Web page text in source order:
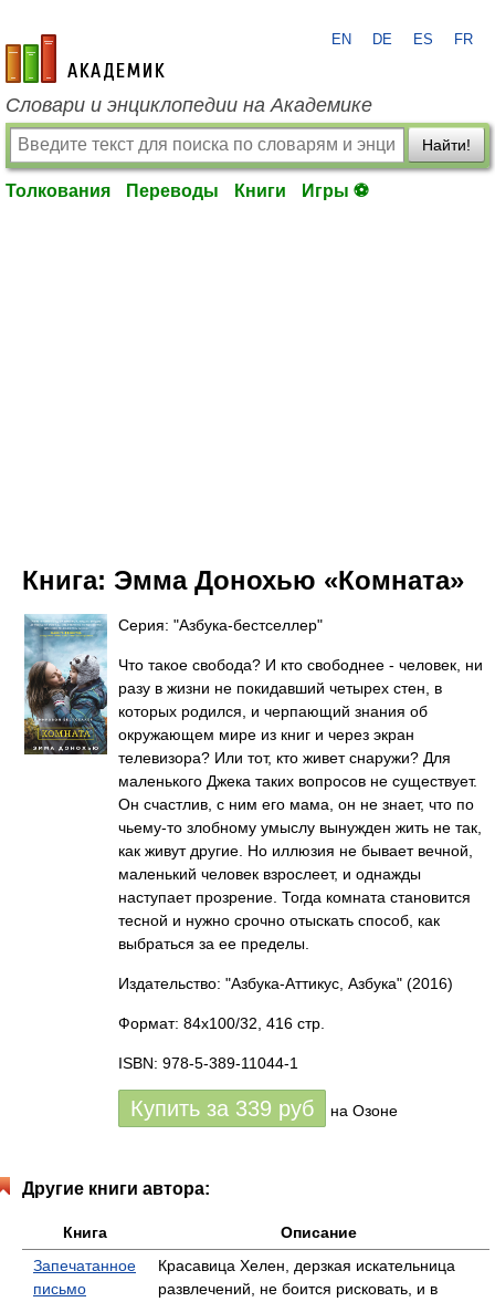
academic.ru
EN DE ES FR
Словари и энциклопедии на Академике
Найти!
Толкования Переводы Книги Игры ⚽
Книга: Эмма Донохью «Комната»
Серия: "Азбука-бестселлер"
Что такое свобода? И кто свободнее - человек, ни
разу в жизни не покидавший четырех стен, в
которых родился, и черпающий знания об
окружающем мире из книг и через экран
телевизора? Или тот, кто живет снаружи? Для
маленького Джека таких вопросов не существует.
Он счастлив, с ним его мама, он не знает, что по
чьему-то злобному умыслу вынужден жить не так,
как живут другие. Но иллюзия не бывает вечной,
маленький человек взрослеет, и однажды
наступает прозрение. Тогда комната становится
тесной и нужно срочно отыскать способ, как
выбраться за ее пределы.
Издательство: "Азбука-Аттикус, Азбука" (2016)
Формат: 84x100/32, 416 стр.
ISBN: 978-5-389-11044-1
Купить за 339 руб на Озоне
Другие книги автора:
Книга
Описание
Запечатанное
письмо
Красавица Хелен, дерзкая искательница
развлечений, не боится рисковать, и в